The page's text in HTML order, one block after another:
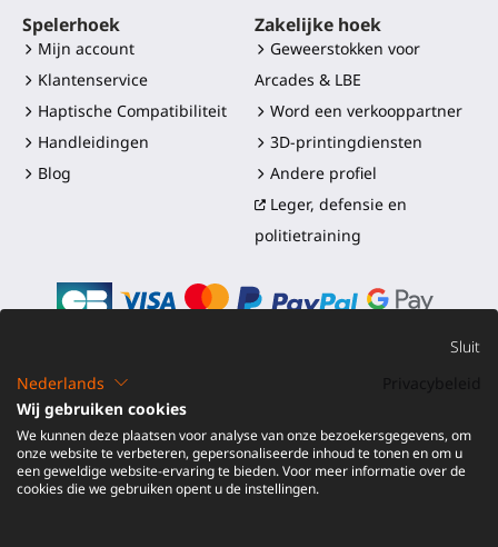
Spelerhoek
Mijn account
Klantenservice
Haptische Compatibiliteit
Handleidingen
Blog
Zakelijke hoek
Geweerstokken voor
Arcades & LBE
Word een verkooppartner
3D-printingdiensten
Andere profiel
Leger, defensie en
politietraining
©2016-2026 - ProTubeVR™
Verzending en douanerechten
Terugbetaling
Sluit
Nederlands
Wij gebruiken cookies
We kunnen deze plaatsen voor analyse van onze bezoekersgegevens, om
onze website te verbeteren, gepersonaliseerde inhoud te tonen en om u
een geweldige website-ervaring te bieden. Voor meer informatie over de
cookies die we gebruiken opent u de instellingen.